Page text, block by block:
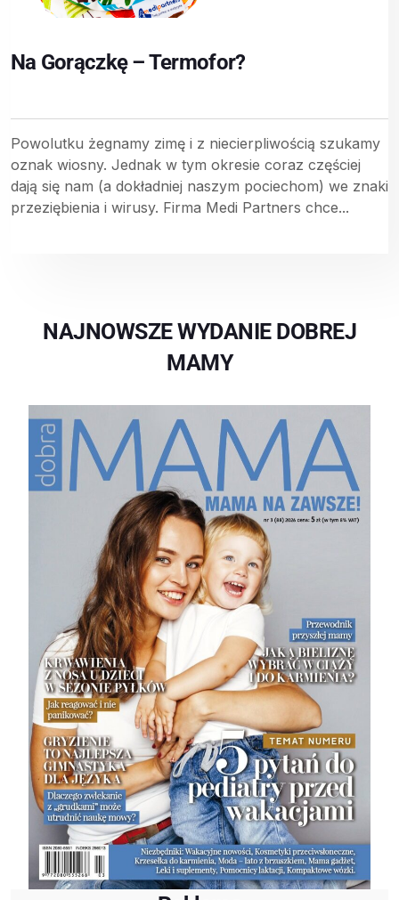
Na Gorączkę – Termofor?
Powolutku żegnamy zimę i z niecierpliwością szukamy
oznak wiosny. Jednak w tym okresie coraz częściej
dają się nam (a dokładniej naszym pociechom) we znaki
przeziębienia i wirusy. Firma Medi Partners chce...
NAJNOWSZE WYDANIE DOBREJ
MAMY